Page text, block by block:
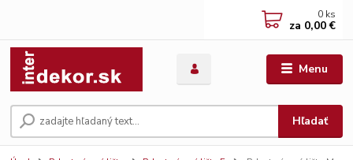
Menu
Hľadať
0 ks
za 0,00 €